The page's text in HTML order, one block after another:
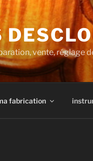
vente, réglage
fabrication